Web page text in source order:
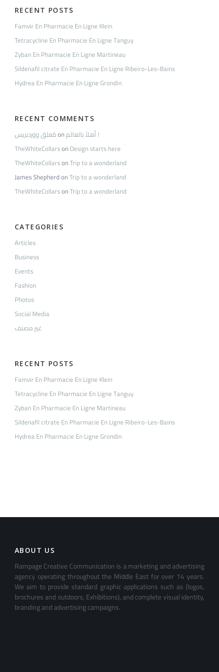
RECENT POSTS
Famvir En Pharmacie En Ligne Klein
Tetracycline En Pharmacie En Ligne Tanguy
Zyban En Pharmacie En Ligne Martineau
Sildenafil citrate En Pharmacie En Ligne Ribeiro-Les-Bains
Hydrea En Pharmacie En Ligne Grondin
RECENT COMMENTS
مُعلِق ووردبريسon
أهلاً بالعالم !
TheWhiteCollarson Design starts here
TheWhiteCollarsonTrip to a wonderland
James ShepherdonTrip to a wonderland
TheWhiteCollarsonTrip to a wonderland
CATEGORIES
Articles
Business
Events
Fashion
Photos
Social Media
غير مصنف
RECENT POSTS
Famvir En Pharmacie En Ligne Klein
Tetracycline En Pharmacie En Ligne Tanguy
Zyban En Pharmacie En Ligne Martineau
Sildenafil citrate En Pharmacie En Ligne Ribeiro-Les-Bains
Hydrea En Pharmacie En Ligne Grondin
ABOUT US
Rampage Creative Communication is a marketing and advertising
agency operating throughout the Middle East for over 14 years.
We aim to provide standard graphic applications such as (logos,
brochures and outdoors, Exhibitions), and complete visual identity,
branding and advertising campaigns.